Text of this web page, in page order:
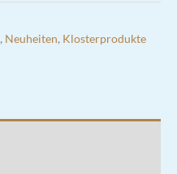
, Neuheiten, Klosterprodukte